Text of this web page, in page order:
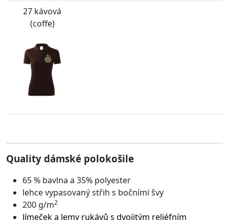
27 kávová
(coffe)
Quality dámské polokošile
65 % bavlna a 35% polyester
lehce vypasovaný střih s bočními švy
200 g/m2
límeček a lemy rukávů s dvojitým reliéfním